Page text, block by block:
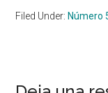
Filed Under: Número